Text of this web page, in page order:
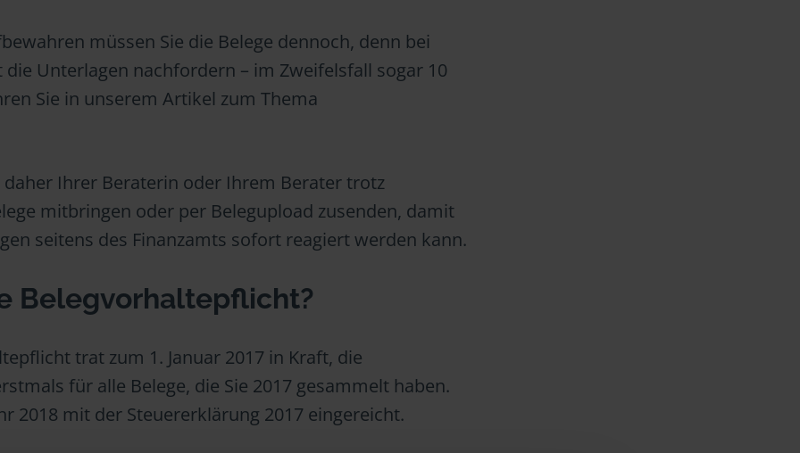
müssen Sie die Belege dennoch, denn bei
die Unterlagen nachfordern – im Zweifelsfall sogar 10
Sie in unserem Artikel zum Thema
daher Ihrer Beraterin oder Ihrem Berater trotz
mitbringen oder per Belegupload zusenden, damit
seitens des Finanzamts sofort reagiert werden kann.
Belegvorhaltepflicht?
trat zum 1. Januar 2017 in Kraft, die
für alle Belege, die Sie 2017 gesammelt haben.
2018 mit der Steuererklärung 2017 eingereicht.